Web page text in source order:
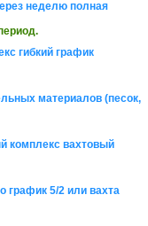
неделю полная
гибкий график
материалов (песок,
комплекс вахтовый
график 5/2 или вахта